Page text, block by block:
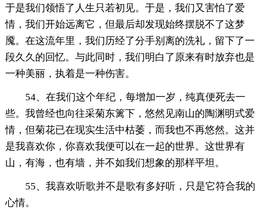
于是我们领悟了人生只若初见。于是，我们又害怕了爱
情，我们开始远离它，但最后却发现始终摆脱不了这梦
魇。在这流年里，我们历经了分手别离的洗礼，留下了一
段久久的回忆。与此同时，我们明白了原来有时放弃也是
一种美丽，执着是一种伤害。
54、在我们这个年纪，每增加一岁，纯真便死去一
些。我曾经也向往采菊东篱下，悠然见南山的陶渊明式爱
情，但菊花已在现实生活中枯萎，而我也不再悠然。这并
是我喜欢你，你喜欢我便可以在一起的世界。这世界有
山，有海，也有墙，并不如我们想象的那样平坦。
55、我喜欢听歌并不是歌有多好听，只是它符合我的
心情。